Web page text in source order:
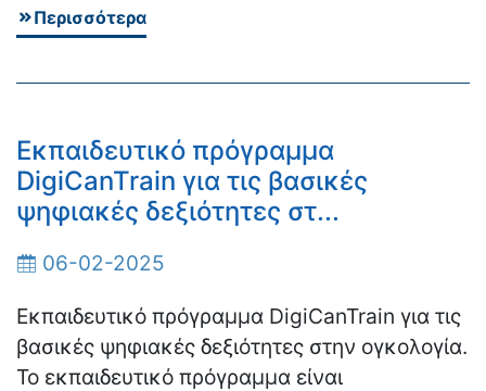
Περισσότερα
Εκπαιδευτικό πρόγραμμα
DigiCanTrain για τις βασικές
ψηφιακές δεξιότητες στ...
06-02-2025
Eκπαιδευτικό πρόγραμμα DigiCanTrain για τις
βασικές ψηφιακές δεξιότητες στην ογκολογία.
Το εκπαιδευτικό πρόγραμμα είναι